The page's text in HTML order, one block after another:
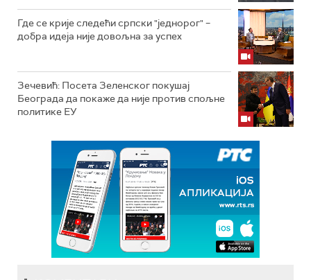
Где се крије следећи српски "једнорог" –
добра идеја није довољна за успех
Зечевић: Посета Зеленског покушај
Београда да покаже да није против спољне
политике ЕУ